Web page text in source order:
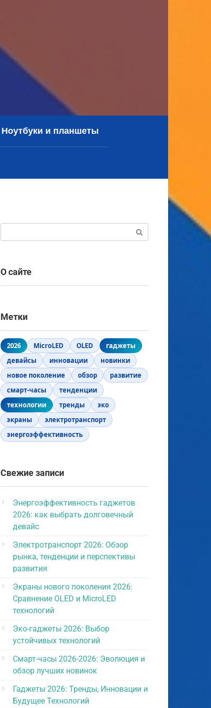
Ноутбуки и планшеты
О сайте
Метки
2026 MicroLED OLED
гаджеты
девайсы
инновации
новинки
новое поколение
обзор
развитие
смарт-часы
тенденции
технологии
тренды
эко
экраны
электротранспорт
энергоэффективность
Свежие записи
Энергоэффективность гаджетов
2026: как выбрать долговечный
девайс
Электротранспорт 2026: Обзор
рынка, тенденции и перспективы
развития
Экраны нового поколения 2026:
Сравнение OLED и MicroLED
технологий
Эко-гаджеты 2026: Выбор
устойчивых технологий
Смарт-часы 2026-2026: Эволюция и
обзор лучших новинок
Гаджеты 2026: Тренды, Инновации и
Будущее Технологий